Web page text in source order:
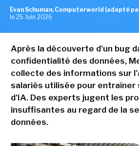
Evan Schuman, Computerworld (adapté
le 25 Juin 2026
Après la découverte d'un bug
confidentialité des données,
collecte des informations sur
salariés utilisée pour entraîner
d'IA. Des experts jugent les
insuffisantes au regard de la
données.